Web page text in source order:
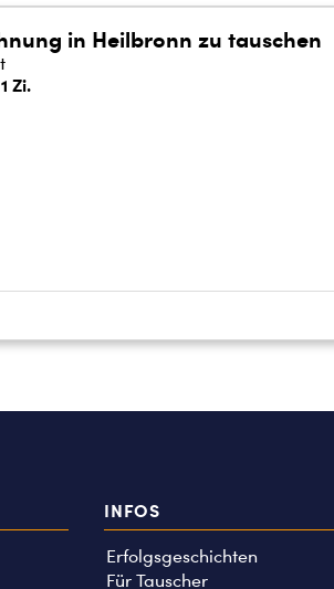
in Heilbronn zu tauschen
1 Zi.
INFOS
Erfolgsgeschichten
Für Tauscher